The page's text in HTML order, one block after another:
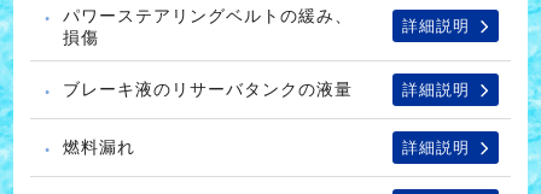
パワーステアリングベルトの緩み、
損傷
詳細説明
ブレーキ液のリサーバタンクの液量 詳細説明
燃料漏れ 詳細説明